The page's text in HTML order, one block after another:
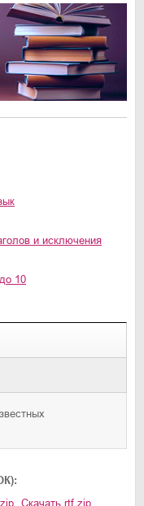
и исключения
10
Скачать rtf.zip